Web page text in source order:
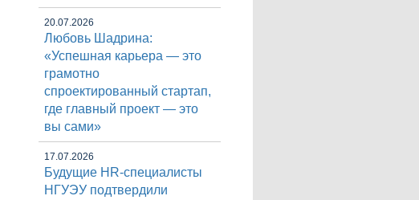
20.07.2026
Любовь Шадрина:
«Успешная карьера — это
грамотно
спроектированный стартап,
где главный проект — это
вы сами»
17.07.2026
Будущие HR-специалисты
НГУЭУ подтвердили